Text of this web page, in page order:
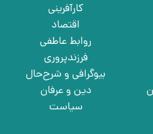
کارآفرینی
اقتصاد
روابط عاطفی
فرزندپروری
بیوگرافی و شرح‌حال
دین و عرفان
سیاست